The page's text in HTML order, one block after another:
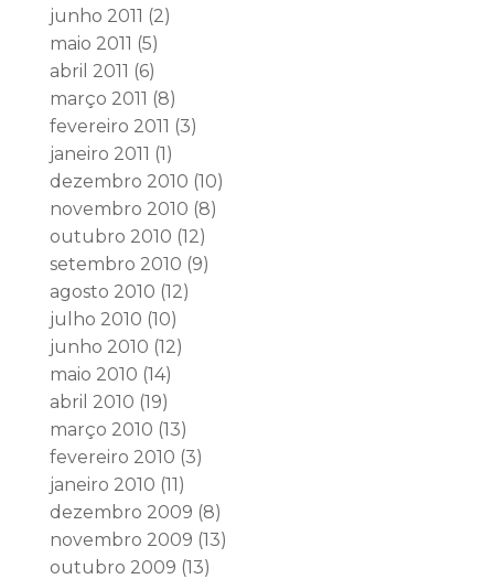
junho 2011 (2)
maio 2011 (5)
abril 2011 (6)
março 2011 (8)
fevereiro 2011 (3)
janeiro 2011 (1)
dezembro 2010 (10)
novembro 2010 (8)
outubro 2010 (12)
setembro 2010 (9)
agosto 2010 (12)
julho 2010 (10)
junho 2010 (12)
maio 2010 (14)
abril 2010 (19)
março 2010 (13)
fevereiro 2010 (3)
janeiro 2010 (11)
dezembro 2009 (8)
novembro 2009 (13)
outubro 2009 (13)